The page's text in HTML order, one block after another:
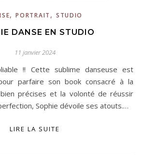
,PORTRAIT , STUDIO
DANSE EN STUDIO
11 janvier 2024
parfaire son book consacré à la
précises et la volonté de réussir
Sophie dévoile ses atouts.…
LIRE LA SUITE